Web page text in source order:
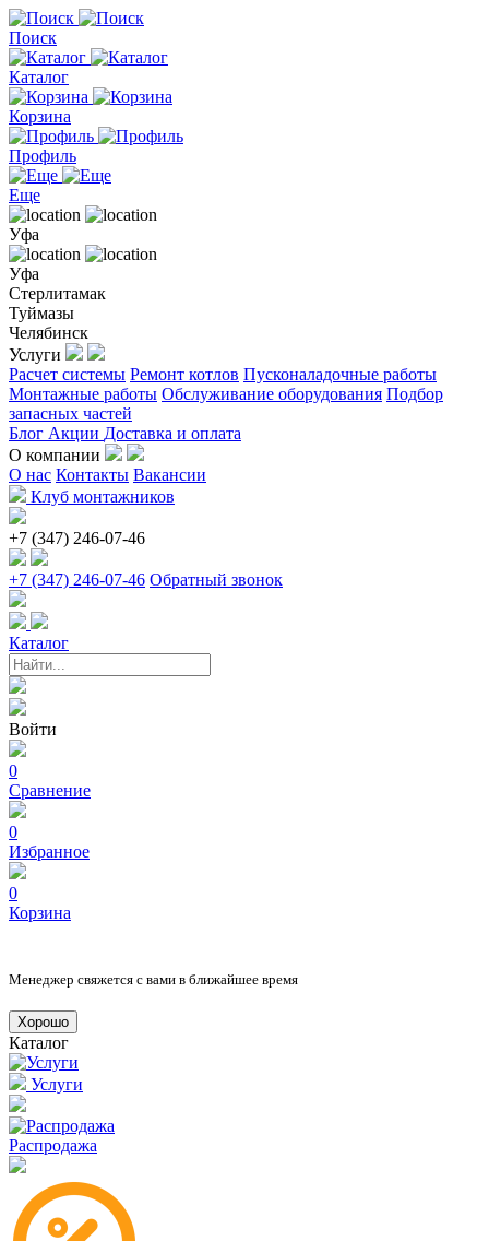
Поиск
Каталог
Корзина
Профиль
Еще
Уфа
Уфа
Стерлитамак
Туймазы
Челябинск
Услуги
Расчет системы Ремонт котлов Пусконаладочные работы
Монтажные работы Обслуживание оборудования Подбор
запасных частей
Блог Акции Доставка и оплата
О компании
О нас Контакты Вакансии
Клуб монтажников
+7 (347) 246-07-46
+7 (347) 246-07-46 Обратный звонок
Каталог
Войти
0
Сравнение
0
Избранное
0
Корзина
Менеджер свяжется с вами в ближайшее время
Хорошо
Каталог
Услуги
Распродажа